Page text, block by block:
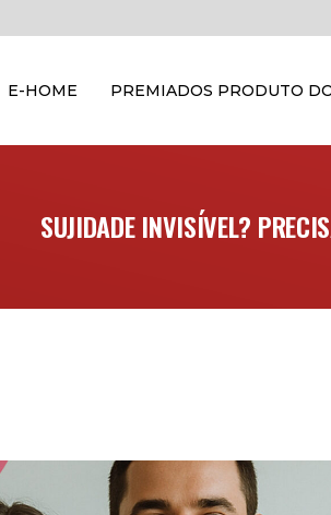
E-HOME PREMIADOS PRODUTO
SUJIDADE INVISÍVEL?